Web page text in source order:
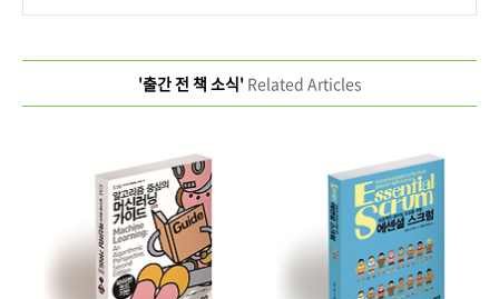
'출간 전 책 소식'Related Articles